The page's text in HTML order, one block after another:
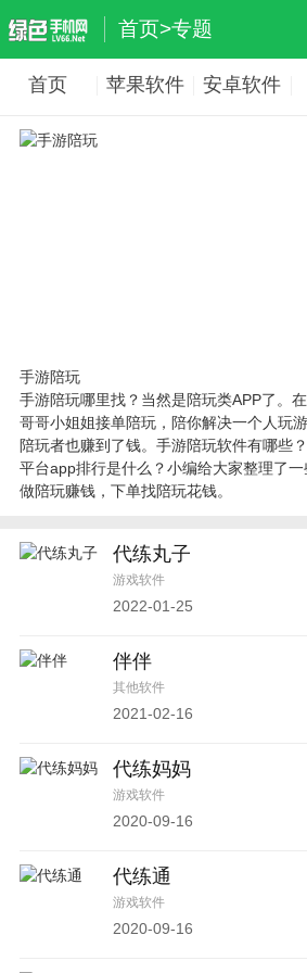
首页>专题
首页 苹果软件 安卓软件
手游陪玩
手游陪玩哪里找？当然是陪玩类APP了。
哥哥小姐姐接单陪玩，陪你解决一个人玩
陪玩者也赚到了钱。手游陪玩软件有哪些
平台app排行是什么？小编给大家整理了
做陪玩赚钱，下单找陪玩花钱。
代练丸子
游戏软件
2022-01-25
伴伴
其他软件
2021-02-16
代练妈妈
游戏软件
2020-09-16
代练通
游戏软件
2020-09-16